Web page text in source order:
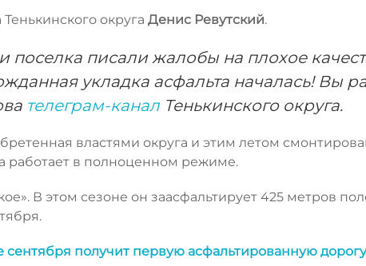
округа Денис Ревутский.
поселка писали жалобы на плохое
укладка асфальта началась! Вы
телеграм-канал Тенькинского округа.
властями округа и этим летом
работает в полноценном режиме.
В этом сезоне он заасфальтирует 425 метров
получит первую асфальтированную дорогу